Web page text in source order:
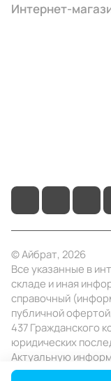
Интернет-
© Айбрат, 2026
Все указанные в
складе и иная
справочный
публичной
437 Гражданского
юридических
Актуальную
характеристики